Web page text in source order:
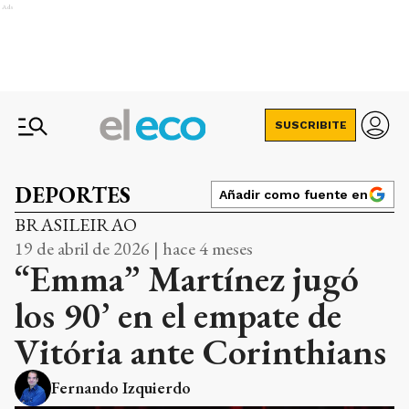
Ads
SUSCRIBITE
DEPORTES Añadir como fuente en
BRASILEIRAO
19 de abril de 2026 | hace 4 meses
“Emma” Martínez jugó
los 90’ en el empate de
Vitória ante Corinthians
Fernando Izquierdo